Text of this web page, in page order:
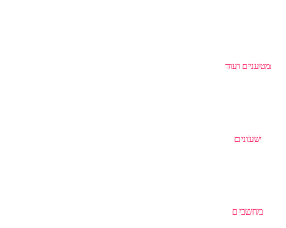
מטענים ועוד
שעונים
מחשבים